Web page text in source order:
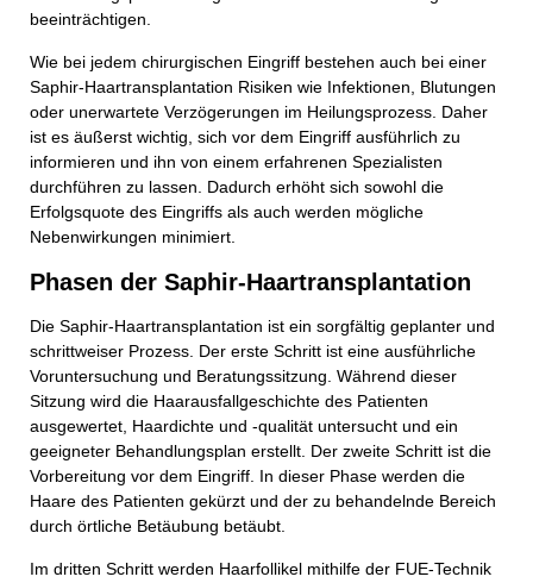
beeinträchtigen.
Wie bei jedem chirurgischen Eingriff bestehen auch bei einer
Saphir-Haartransplantation Risiken wie Infektionen, Blutungen
oder unerwartete Verzögerungen im Heilungsprozess. Daher
ist es äußerst wichtig, sich vor dem Eingriff ausführlich zu
informieren und ihn von einem erfahrenen Spezialisten
durchführen zu lassen. Dadurch erhöht sich sowohl die
Erfolgsquote des Eingriffs als auch werden mögliche
Nebenwirkungen minimiert.
Phasen der Saphir-Haartransplantation
Die Saphir-Haartransplantation ist ein sorgfältig geplanter und
schrittweiser Prozess. Der erste Schritt ist eine ausführliche
Voruntersuchung und Beratungssitzung. Während dieser
Sitzung wird die Haarausfallgeschichte des Patienten
ausgewertet, Haardichte und -qualität untersucht und ein
geeigneter Behandlungsplan erstellt. Der zweite Schritt ist die
Vorbereitung vor dem Eingriff. In dieser Phase werden die
Haare des Patienten gekürzt und der zu behandelnde Bereich
durch örtliche Betäubung betäubt.
Im dritten Schritt werden Haarfollikel mithilfe der FUE-Technik